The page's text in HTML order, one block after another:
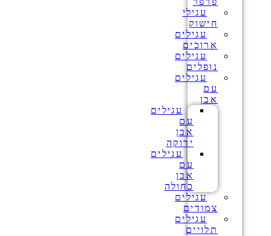
עגילי
חישוק
עגילים
ארוכים
עגילים
נופלים
עגילים
עם
אבן
עגילים
עם
אבן
ירוקה
עגילים
עם
אבן
כחולה
עגילים
צמודים
עגילים
תלויים